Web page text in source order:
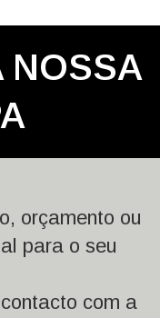
NOSSA
orçamento ou
para o seu
com a